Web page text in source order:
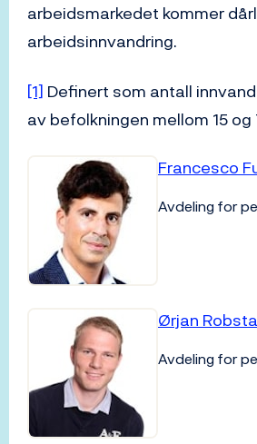
arbeidsmarkedet kommer
arbeidsinnvandring.
[1] Definert som antall
av befolkningen mellom 15 og
Francesco
Avdeling for
Ørjan
Avdeling for